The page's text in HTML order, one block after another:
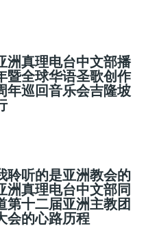
洲真理电台中文部播
暨全球华语圣歌创作
年巡回音乐会吉隆坡
聆听的是亚洲教会的
真理电台中文部同
第十二届亚洲主教团
会的心路历程